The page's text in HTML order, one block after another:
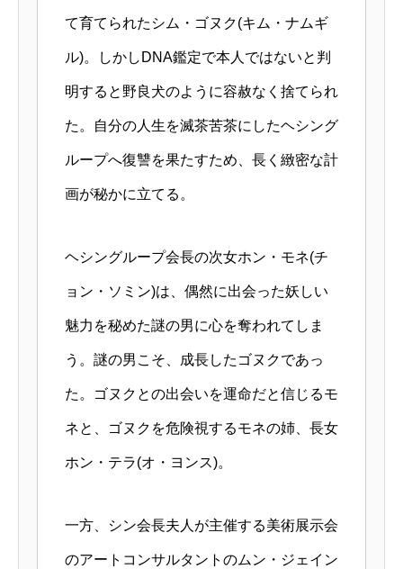
て育てられたシム・ゴヌク(キム・ナムギ
ル)。しかしDNA鑑定で本人ではないと判
明すると野良犬のように容赦なく捨てられ
た。自分の人生を滅茶苦茶にしたヘシング
ループへ復讐を果たすため、長く緻密な計
画が秘かに立てる。
ヘシングループ会長の次女ホン・モネ(チ
ョン・ソミン)は、偶然に出会った妖しい
魅力を秘めた謎の男に心を奪われてしま
う。謎の男こそ、成長したゴヌクであっ
た。ゴヌクとの出会いを運命だと信じるモ
ネと、ゴヌクを危険視するモネの姉、長女
ホン・テラ(オ・ヨンス)。
一方、シン会長夫人が主催する美術展示会
のアートコンサルタントのムン・ジェイン